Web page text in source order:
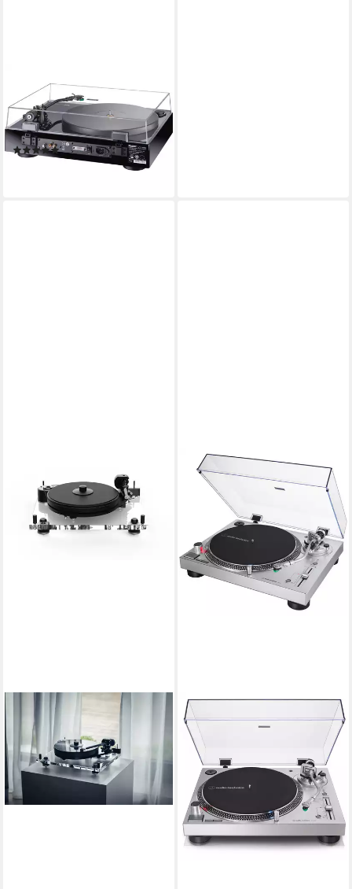
MAGNAT
Magnat MTT 990 mit AT 95E
schwarz Plattenspieler
Plattenspieler
(5)